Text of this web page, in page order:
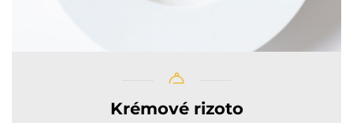
Krémové rizoto